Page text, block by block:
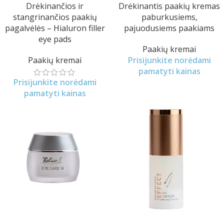
Drėkinančios ir
stangrinančios paakių
pagalvėlės – Hialuron filler
eye pads
Paakių kremai
Prisijunkite norėdami
pamatyti kainas
Drėkinantis paakių kremas
paburkusiems,
pajuodusiems paakiams
Paakių kremai
Prisijunkite norėdami
pamatyti kainas